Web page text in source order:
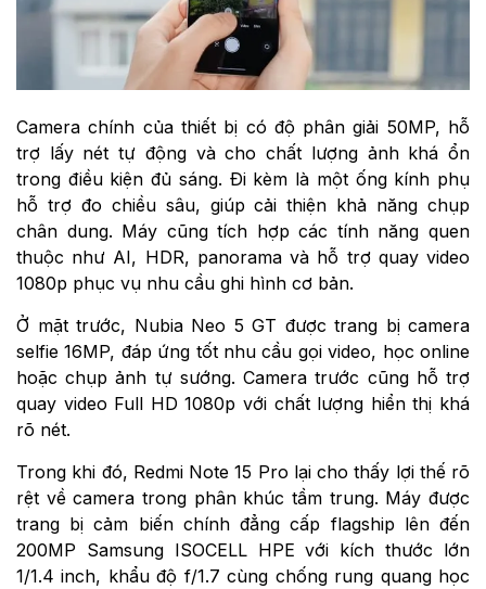
Camera chính của thiết bị có độ phân giải 50MP, hỗ
trợ lấy nét tự động và cho chất lượng ảnh khá ổn
trong điều kiện đủ sáng. Đi kèm là một ống kính phụ
hỗ trợ đo chiều sâu, giúp cải thiện khả năng chụp
chân dung. Máy cũng tích hợp các tính năng quen
thuộc như AI, HDR, panorama và hỗ trợ quay video
1080p phục vụ nhu cầu ghi hình cơ bản.
Ở mặt trước, Nubia Neo 5 GT được trang bị camera
selfie 16MP, đáp ứng tốt nhu cầu gọi video, học online
hoặc chụp ảnh tự sướng. Camera trước cũng hỗ trợ
quay video Full HD 1080p với chất lượng hiển thị khá
rõ nét.
Trong khi đó, Redmi Note 15 Pro lại cho thấy lợi thế rõ
rệt về camera trong phân khúc tầm trung. Máy được
trang bị cảm biến chính đẳng cấp flagship lên đến
200MP Samsung ISOCELL HPE với kích thước lớn
1/1.4 inch, khẩu độ f/1.7 cùng chống rung quang học